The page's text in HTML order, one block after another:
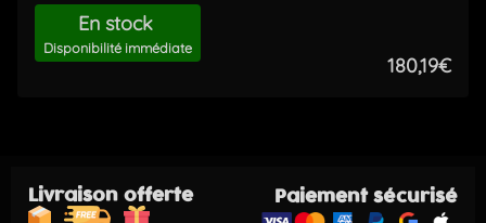
En stock
Disponibilité immédiate
180,19€
Livraison offerte Paiement sécurisé